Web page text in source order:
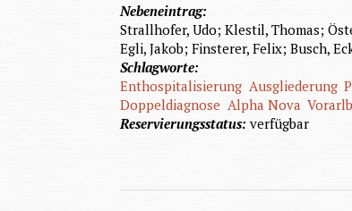
Nebeneintrag:
Strallhofer, Udo; Klestil, Thomas;
Egli, Jakob; Finsterer, Felix; Busch,
Schlagworte:
Enthospitalisierung Ausgliederung
Doppeldiagnose Alpha Nova
Reservierungsstatus:verfügbar